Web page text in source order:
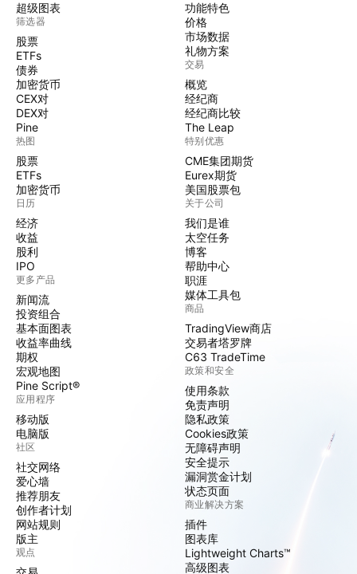
超级图表
筛选器
股票
ETFs
债券
加密货币
CEX对
DEX对
Pine
热图
股票
ETFs
加密货币
日历
经济
收益
股利
IPO
更多产品
新闻流
投资组合
基本面图表
收益率曲线
期权
宏观地图
Pine Script®
应用程序
移动版
电脑版
社区
社交网络
爱心墙
推荐朋友
创作者计划
网站规则
版主
观点
功能特色
价格
市场数据
礼物方案
交易
概览
经纪商
经纪商比较
The Leap
特别优惠
CME集团期货
Eurex期货
美国股票包
关于公司
我们是谁
太空任务
博客
帮助中心
职涯
媒体工具包
商品
TradingView商店
交易者塔罗牌
C63 TradeTime
政策和安全
使用条款
免责声明
隐私政策
Cookies政策
无障碍声明
安全提示
漏洞赏金计划
状态页面
商业解决方案
插件
图表库
Lightweight Charts™
高级图表